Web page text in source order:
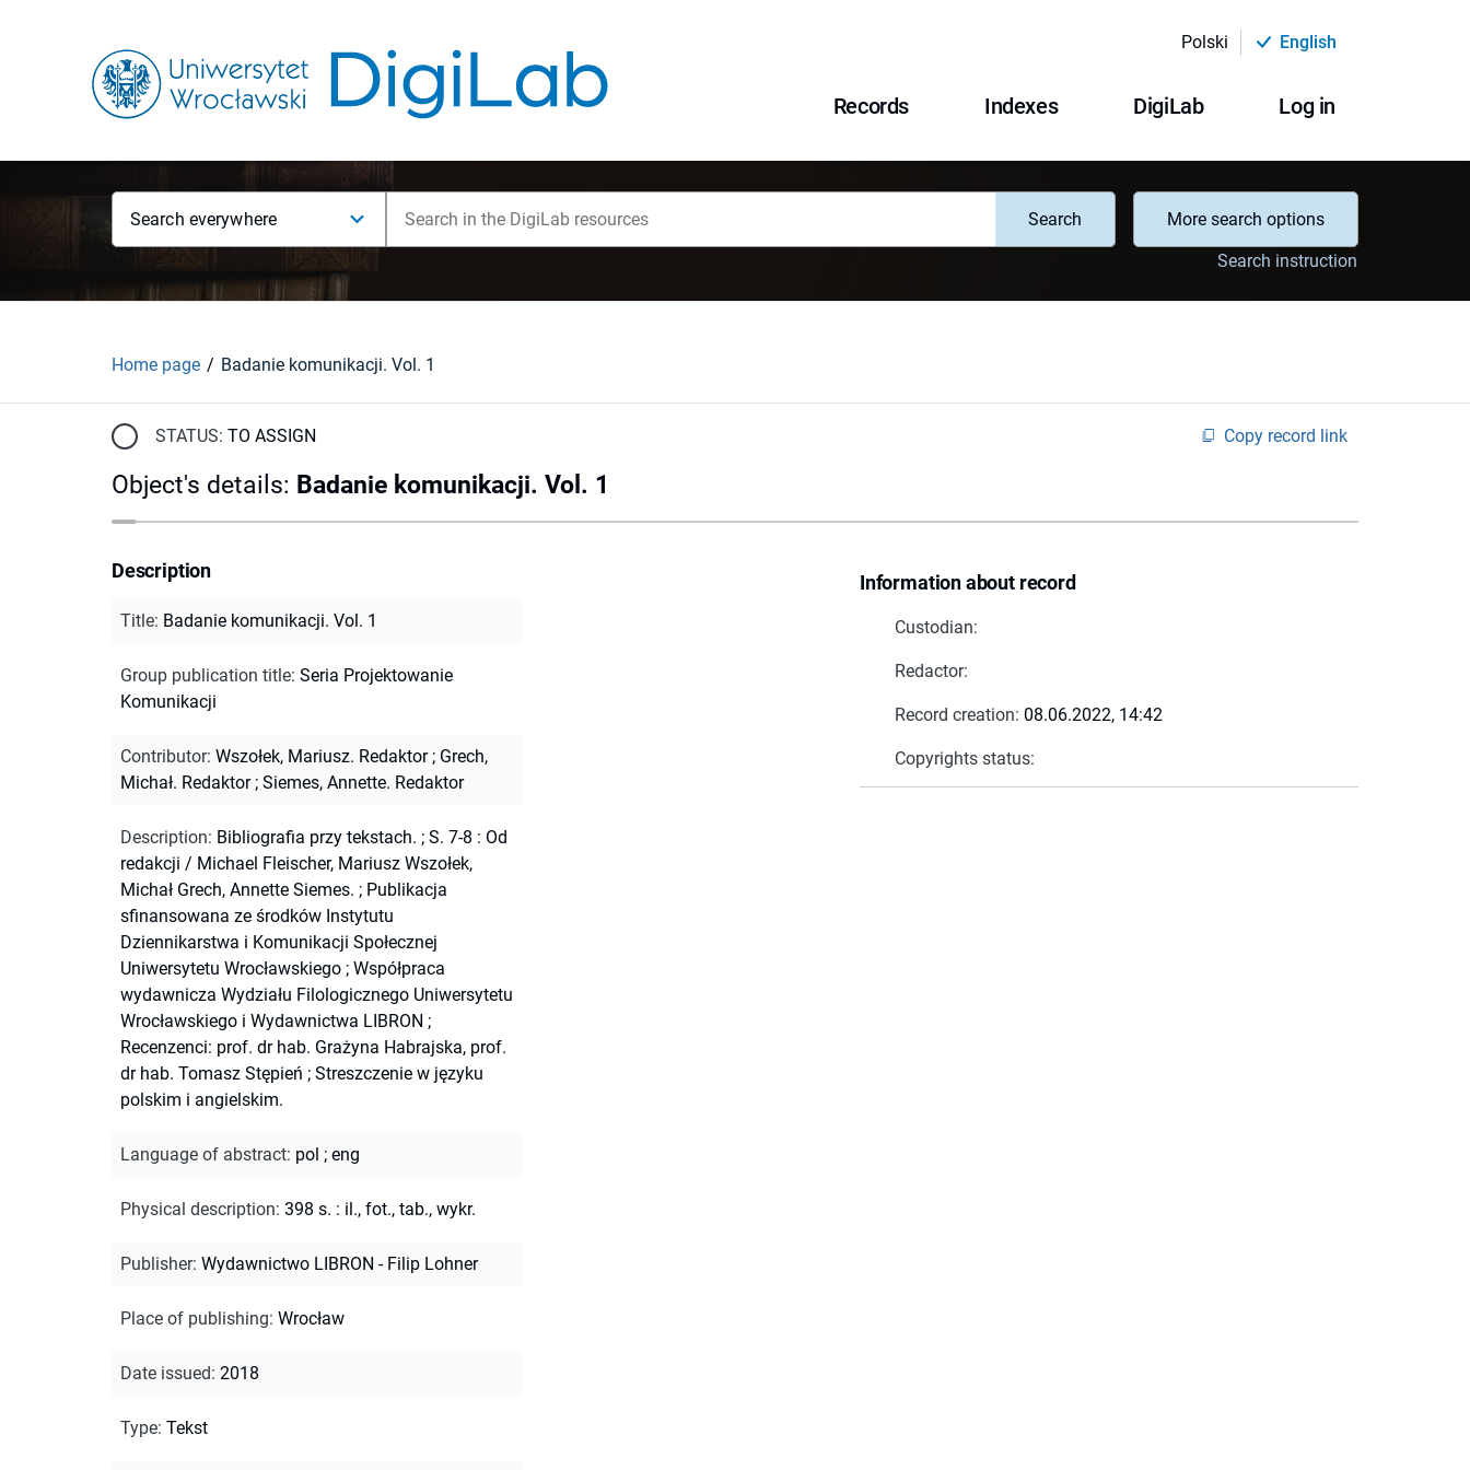
Polski English
Records Indexes DigiLab Log in
Search everywhere Search
More search options
Search instruction
Home page Badanie komunikacji. Vol. 1
STATUS: TO ASSIGN Copy record link
Object's details: Badanie komunikacji. Vol. 1
Information about record
Custodian:
Redactor:
Record creation: 08.06.2022, 14:42
Copyrights status:
Description
Title: Badanie komunikacji. Vol. 1
Group publication title: Seria Projektowanie
Komunikacji
Contributor: Wszołek, Mariusz. Redaktor; Grech,
Michał. Redaktor; Siemes, Annette. Redaktor
Description: Bibliografia przy tekstach. ; S. 7-8 : Od
redakcji / Michael Fleischer, Mariusz Wszołek,
Michał Grech, Annette Siemes. ; Publikacja
sfinansowana ze środków Instytutu
Dziennikarstwa i Komunikacji Społecznej
Uniwersytetu Wrocławskiego ; Współpraca
wydawnicza Wydziału Filologicznego Uniwersytetu
Wrocławskiego i Wydawnictwa LIBRON ;
Recenzenci: prof. dr hab. Grażyna Habrajska, prof.
dr hab. Tomasz Stępień ; Streszczenie w języku
polskim i angielskim.
Language of abstract: pol ; eng
Physical description: 398 s. : il., fot., tab., wykr.
Publisher: Wydawnictwo LIBRON - Filip Lohner
Place of publishing: Wrocław
Date issued: 2018
Type: Tekst